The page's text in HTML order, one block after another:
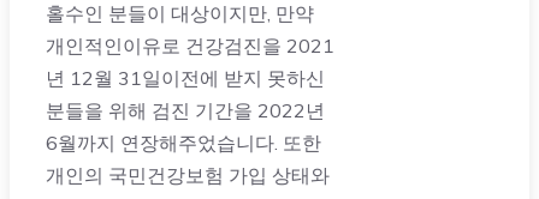
홀수인 분들이 대상이지만, 만약
개인적인이유로 건강검진을 2021
년 12월 31일이전에 받지 못하신
분들을 위해 검진 기간을 2022년
6월까지 연장해주었습니다. 또한
개인의 국민건강보험 가입 상태와